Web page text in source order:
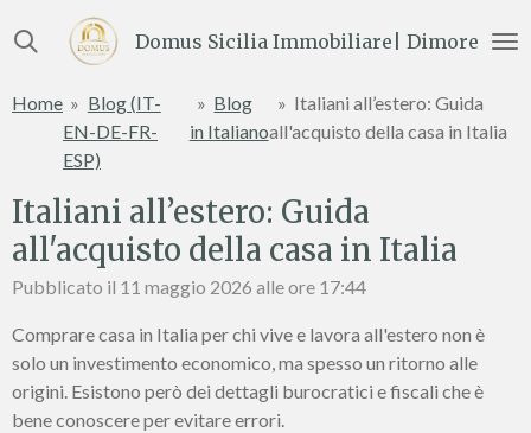
al
principale
Domus Sicilia Immobiliare| Dimore e
Home » Blog (IT-
EN-DE-FR-
ESP)
» Blog
in Italiano
» Italiani all’estero: Guida
all'acquisto della casa in Italia
Italiani all’estero: Guida
all'acquisto della casa in Italia
Pubblicato il 11 maggio 2026 alle ore 17:44
Comprare casa in Italia per chi vive e lavora all'estero non è
solo un investimento economico, ma spesso un ritorno alle
origini. Esistono però dei dettagli burocratici e fiscali che è
bene conoscere per evitare errori.